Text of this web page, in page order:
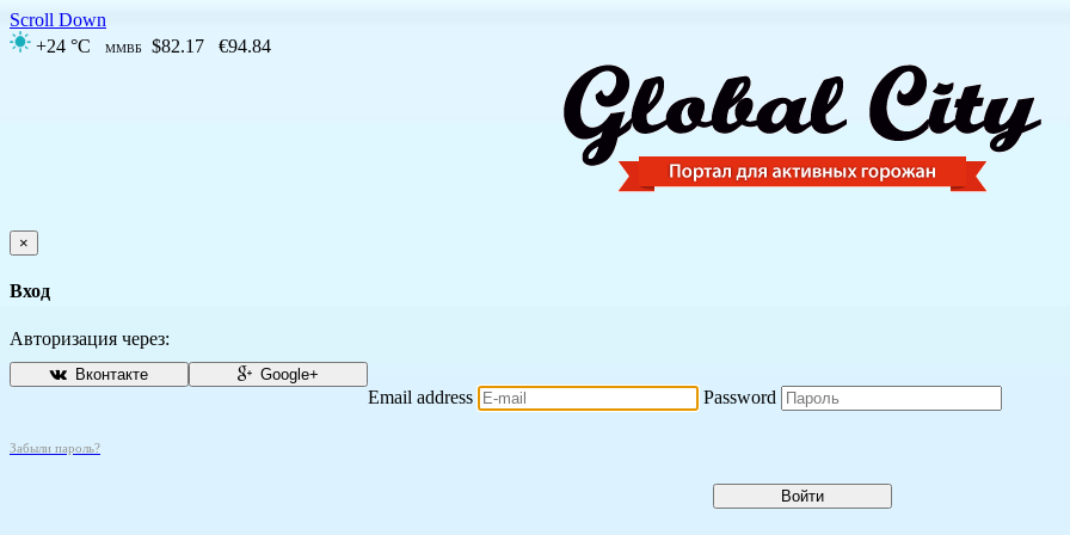
Scroll Down
+24 °C
ММВБ $82.17 €94.84
×
Вход
Авторизация через:
Вконтакте Google+
Email address Password
Забыли пароль?
Войти